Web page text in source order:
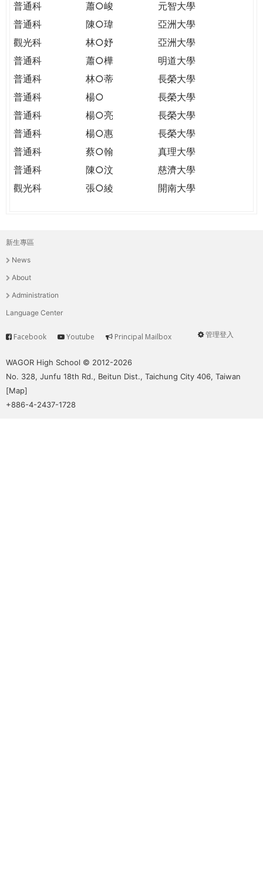
普通科 蕭○峻
元智大學
普通科
陳○瑋
亞洲大學
觀光科
林○妤
亞洲大學
普通科
蕭○樺
明道大學
普通科
林○蒂
長榮大學
普通科
楊○
長榮大學
普通科
楊○亮
長榮大學
普通科
楊○惠
長榮大學
普通科
蔡○翰
真理大學
普通科
陳○汶
慈濟大學
觀光科
張○綾 開南大學
主
選
單
新生專區
News
About
Administration
Language Center
User
管理登入
Service
Facebook Youtube Principal Mailbox
WAGOR High School © 2012-2026
No. 328, Junfu 18th Rd., Beitun Dist., Taichung City 406, Taiwan
[Map]
+886-4-2437-1728